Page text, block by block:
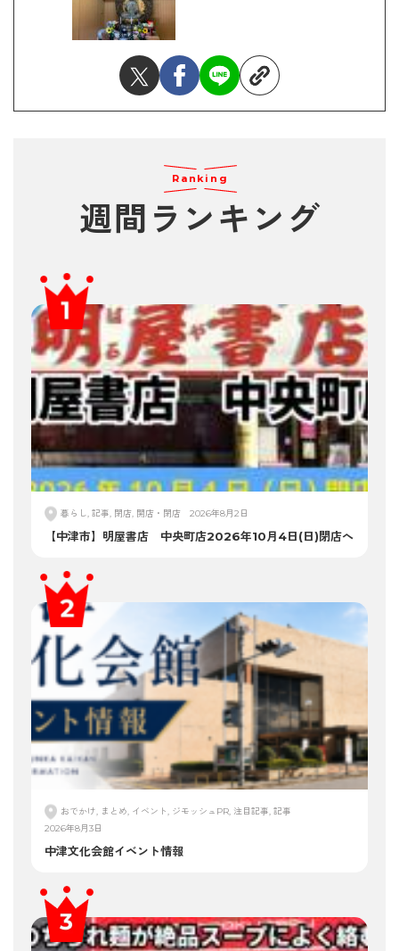
Ranking
週間ランキング
暮らし, 記事, 閉店, 開店・閉店 2026年8月2日
【中津市】明屋書店 中央町店2026年10月4日(日)閉店へ
おでかけ, まとめ, イベント, ジモッシュPR, 注目記事, 記事
2026年8月3日
中津文化会館イベント情報